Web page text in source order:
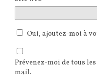
Oui, ajoutez-moi à
Prévenez-moi de tous
mail.